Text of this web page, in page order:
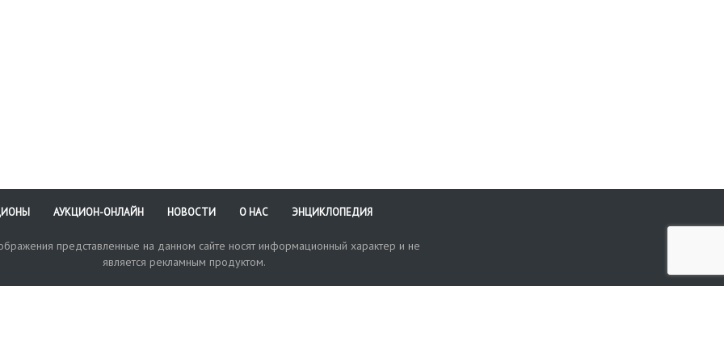
АУКЦИОН-ОНЛАЙН НОВОСТИ О НАС ЭНЦИКЛОПЕДИЯ
представленные на данном сайте носят информационный характер и не
является рекламным продуктом.